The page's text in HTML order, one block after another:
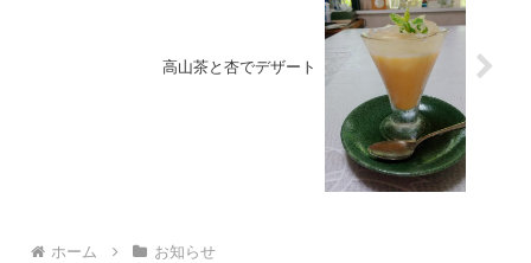
高山茶と杏でデザート
ホーム お知らせ